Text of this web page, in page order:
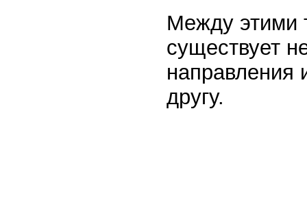
Между этими
существует
направления
другу.